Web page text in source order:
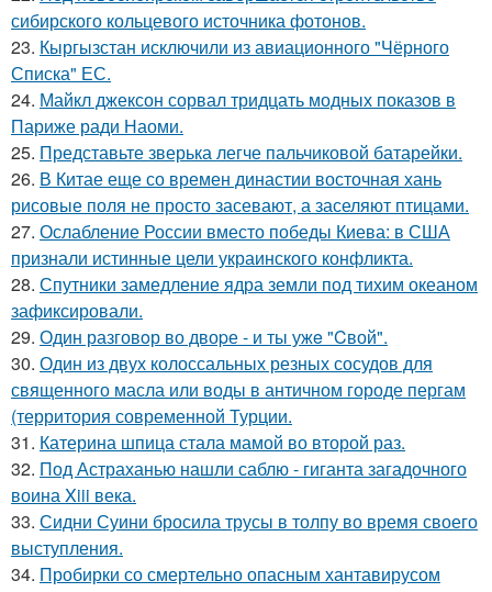
сибирского кольцевого источника фотонов.
23. Кыргызстан исключили из авиационного "Чёрного
Списка" ЕС.
24. Майкл джексон сорвал тридцать модных показов в
Париже ради Наоми.
25. Представьте зверька легче пальчиковой батарейки.
26. В Китае еще со времен династии восточная хань
рисовые поля не просто засевают, а заселяют птицами.
27. Ослабление России вместо победы Киева: в США
признали истинные цели украинского конфликта.
28. Спутники замедление ядра земли под тихим океаном
зафиксировали.
29. Один разговoр во двоpе - и ты ужe "Cвой".
30. Один из двух колоссальных резных сосудов для
священного масла или воды в античном городе пергам
(территория современной Турции.
31. Катерина шпица стала мамой во второй раз.
32. Под Астраханью нашли саблю - гиганта загадочного
воина Xiii века.
33. Сидни Суини бросила трусы в толпу во время своего
выступления.
34. Пробирки со смертельно опасным хантавирусом